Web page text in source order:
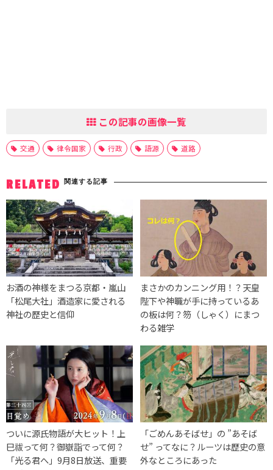
この記事の画像一覧
交通 律令国家 行政 語源 道路
RELATED 関連する記事
お酒の神様をまつる京都・嵐山
「松尾大社」酒造家に愛される
神社の歴史と信仰
まさかのカンニング用！？天皇
陛下や神職が手に持っているあ
の板は何？笏（しゃく）にまつ
わる雑学
ついに源氏物語が大ヒット！上
巳祓って何？御嶽詣でって何？
「光る君へ」9月8日放送、重要
「ごめんあそばせ」の ”あそば
せ” ってなに？ルーツは歴史の意
外なところにあった